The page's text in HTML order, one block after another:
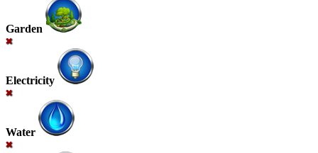
Garden
Electricity
Water